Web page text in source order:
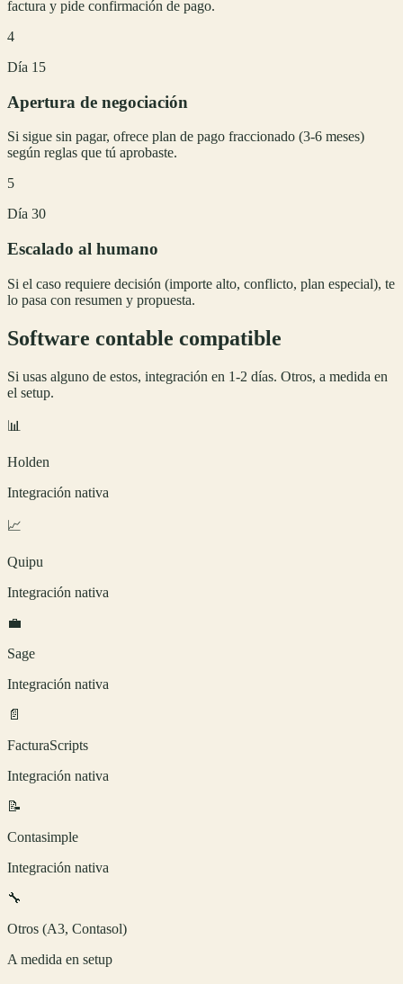
factura y pide confirmación de pago.
4
Día 15
Apertura de negociación
Si sigue sin pagar, ofrece plan de pago fraccionado (3-6 meses)
según reglas que tú aprobaste.
5
Día 30
Escalado al humano
Si el caso requiere decisión (importe alto, conflicto, plan especial), te
lo pasa con resumen y propuesta.
Software contable compatible
Si usas alguno de estos, integración en 1-2 días. Otros, a medida en
el setup.
📊
Holden
Integración nativa
📈
Quipu
Integración nativa
💼
Sage
Integración nativa
📄
FacturaScripts
Integración nativa
📝
Contasimple
Integración nativa
🔧
Otros (A3, Contasol)
A medida en setup